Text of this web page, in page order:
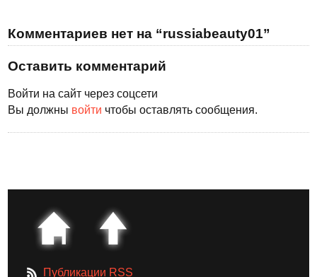
Комментариев нет на “russiabeauty01”
Оставить комментарий
Войти на сайт через соцсети
Вы должны войти чтобы оставлять сообщения.
Публикации RSS